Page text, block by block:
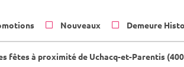
Nouveaux Demeure
fêtes à proximité de Uchacq-et-Parentis